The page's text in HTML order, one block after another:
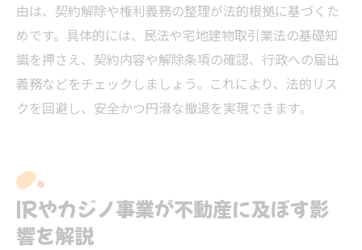
由は、契約解除や権利義務の整理が法的根拠に基づくた
めです。具体的には、民法や宅地建物取引業法の基礎知
識を押さえ、契約内容や解除条項の確認、行政への届出
義務などをチェックしましょう。これにより、法的リス
クを回避し、安全かつ円滑な撤退を実現できます。
IRやカジノ事業が不動産に及ぼす影
響を解説